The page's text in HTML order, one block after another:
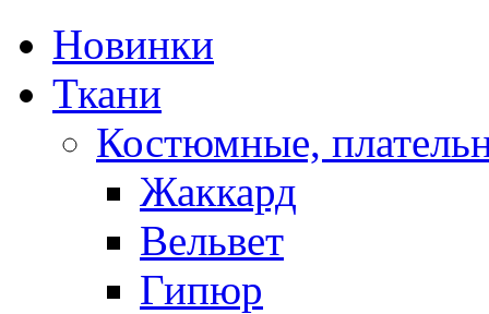
Новинки
Ткани
Костюмные,
Жаккард
Вельвет
Гипюр